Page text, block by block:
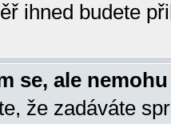
ihned budete
se, ale
že zadáváte